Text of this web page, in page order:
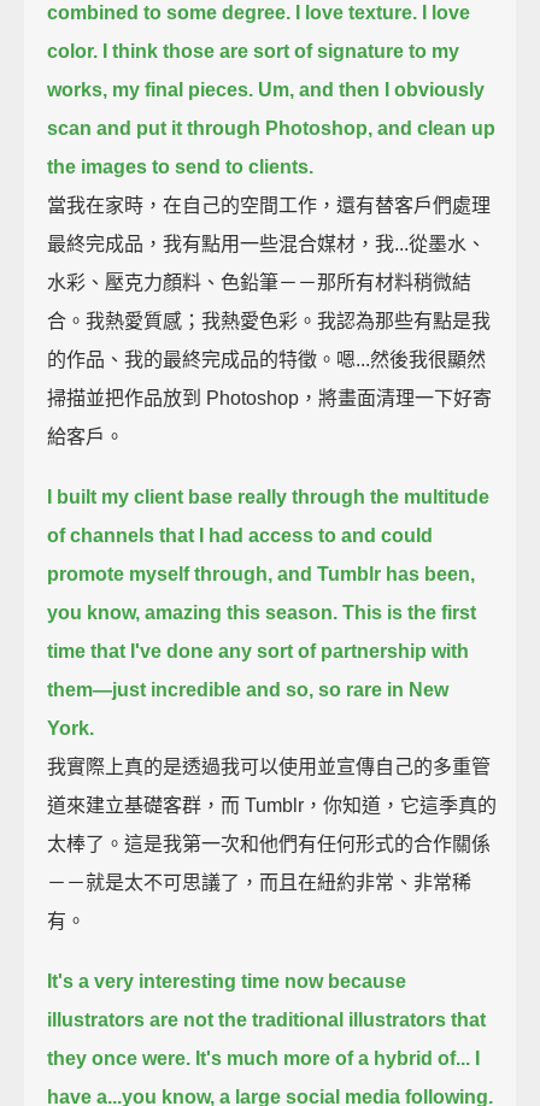
combined to some degree.
I love texture. I love
color. I think those are sort of signature to my
works, my final pieces. Um, and then I obviously
scan and put it through Photoshop, and clean up
the images to send to clients.
當我在家時，在自己的空間工作，還有替客戶們處理
最終完成品，我有點用一些混合媒材，我...從墨水、
水彩、壓克力顏料、色鉛筆－－那所有材料稍微結
合。我熱愛質感；我熱愛色彩。我認為那些有點是我
的作品、我的最終完成品的特徵。嗯...然後我很顯然
掃描並把作品放到 Photoshop，將畫面清理一下好寄
給客戶。
I built my client base really through the multitude
of channels that I had access to and could
promote myself through, and Tumblr has been,
you know, amazing this season. This is the first
time that I've done any sort of partnership with
them—just incredible and so, so rare in New
York.
我實際上真的是透過我可以使用並宣傳自己的多重管
道來建立基礎客群，而 Tumblr，你知道，它這季真的
太棒了。這是我第一次和他們有任何形式的合作關係
－－就是太不可思議了，而且在紐約非常、非常稀
有。
It's a very interesting time now because
illustrators are not the traditional illustrators that
they once were. It's much more of a hybrid of...
have a...you know, a large social media following.